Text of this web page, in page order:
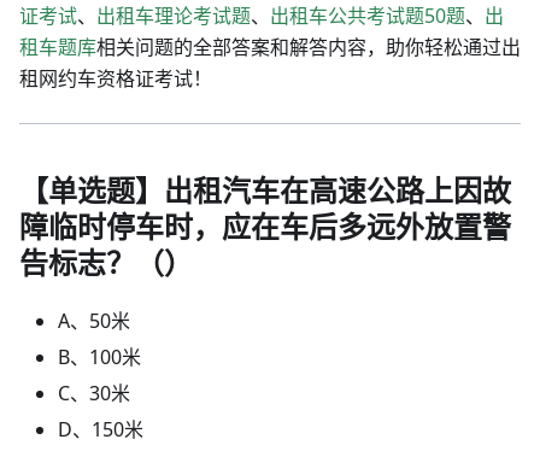
证考试、 出租车理论考试题、 出租车公共考试题50题、 出
租车题库相关问题的全部答案和解答内容，助你轻松通过出
租网约车资格证考试！
【单选题】出租汽车在高速公路上因故
障临时停车时，应在车后多远外放置警
告标志？（）
A、50米
B、100米
C、30米
D、150米